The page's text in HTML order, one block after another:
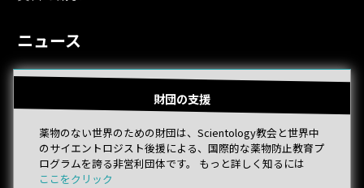
ニュース
財団の支援
薬物のない世界のための財団は、Scientology教会と世界中
のサイエントロジスト後援による、国際的な薬物防止教育プ
ログラムを誇る非営利団体です。 もっと詳しく知るには
ここをクリック